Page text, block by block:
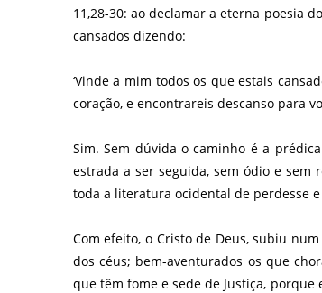
11,28-30: ao declamar a eterna poesia
cansados dizendo:
‘Vinde a mim todos os que estais
coração, e encontrareis descanso para
Sim. Sem dúvida o caminho é a
estrada a ser seguida, sem ódio e sem
toda a literatura ocidental de perdesse
Com efeito, o Cristo de Deus, subiu
dos céus; bem-aventurados os que
que têm fome e sede de Justiça,